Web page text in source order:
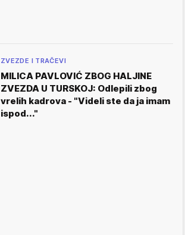
ZVEZDE I TRAČEVI
MILICA PAVLOVIĆ ZBOG HALJINE
ZVEZDA U TURSKOJ: Odlepili zbog
vrelih kadrova - "Videli ste da ja imam
ispod..."